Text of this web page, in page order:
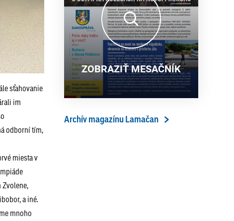
sťahovanie
im
odborní tím,
miesta v
a iné.
mnoho
18. 6. 2026
13. ročník Simultánky pod
lipami v Lamači priniesol
výborný šach aj príjemnú
komunitnú atmosféru
ZOBRAZIŤ MESAČNÍK
Archív magazínu Lamačan